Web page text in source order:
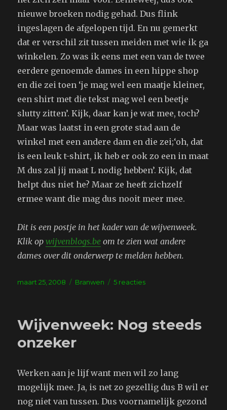
nieuwe broeken nodig gehad. Dus flink
ingeslagen de afgelopen tijd. En nu gemerkt
dat er verschil zit tussen meiden met wie ik ga
winkelen. Zo was ik eens met een van de twee
eerdere genoemde dames in een hippe shop
en die zei toen ‘je mag wel een maatje kleiner,
een shirt met die tekst mag wel een beetje
slutty zitten’. Kijk, daar kan je wat mee, toch?
Maar was laatst in een grote stad aan de
winkel met een andere dam en die zei;‘oh, dat
is een leuk t-shirt, ik heb er ook zo een in maat
M dus zal jij maat L nodig hebben’. Kijk, dat
helpt dus niet he? Maar ze heeft zichzelf
ermee want die mag dus nooit meer mee.
Dit is een postje in het kader van de wijvenweek.
Klik opwijvenblogs.be om te zien wat andere
dames over dit onderwerp te melden hebben.
Geplaatst
maart 25, 2008 Tags
Branwen 5 reactiesop
noodzakelijk
Wijvenweek: Nog steeds
onzeker
Werken aan je lijf want men wil zo lang
mogelijk mee. Ja, is net zo gezellig dus B wil er
nog niet van tussen. Dus voornamelijk gezond